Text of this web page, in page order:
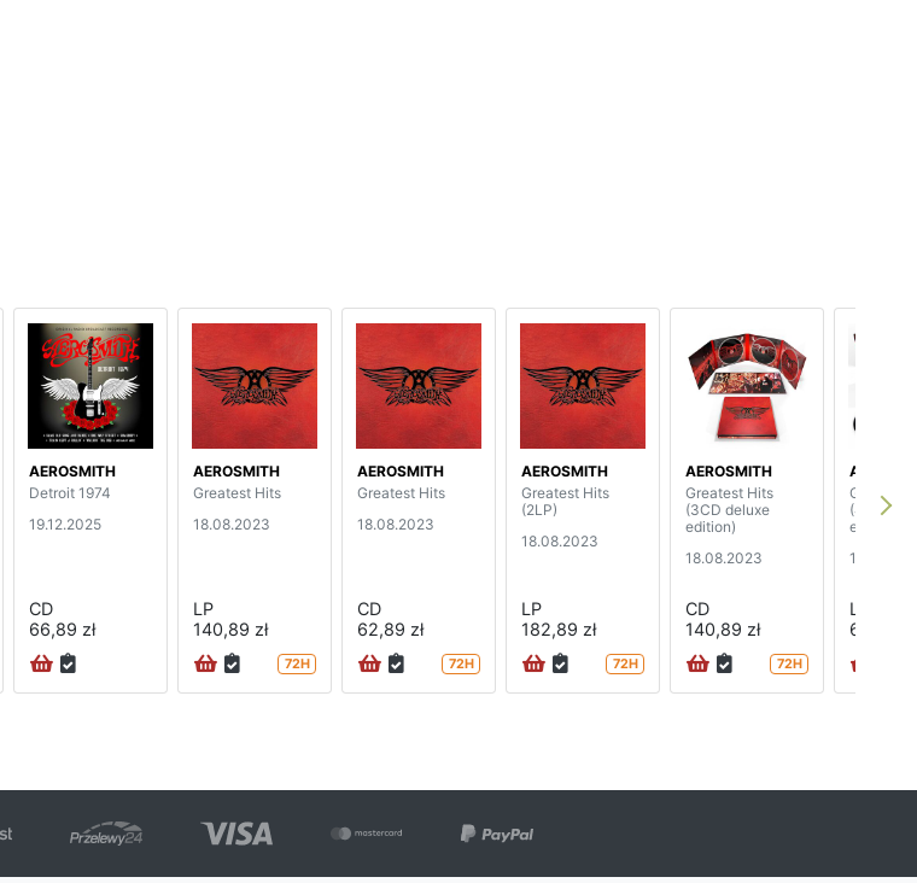
AEROSMITH
Detroit 1974
19.12.2025
CD
66,89 zł
AEROSMITH
Greatest Hits
18.08.2023
LP
140,89 zł
72H
AEROSMITH
Greatest Hits
18.08.2023
CD
62,89 zł
72H
AEROSMITH
Greatest Hits
(2LP)
18.08.2023
LP
182,89 zł
72H
AEROSMITH
Greatest Hits
(3CD deluxe
edition)
18.08.2023
CD
140,89 zł
72H
Greatest
(4LP
edition)
LP
660,89